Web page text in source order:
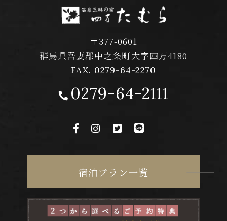
〒377-0601
群馬県吾妻郡中之条町大字四万4180
FAX. 0279-64-2270
0279-64-2111
宿泊プラン一覧